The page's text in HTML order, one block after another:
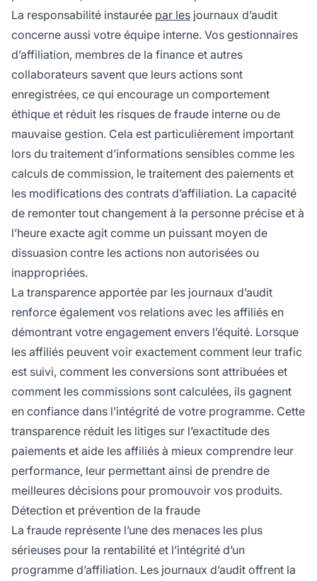
La responsabilité instaurée par les journaux d’audit
concerne aussi votre équipe interne. Vos gestionnaires
d’affiliation, membres de la finance et autres
collaborateurs savent que leurs actions sont
enregistrées, ce qui encourage un comportement
éthique et réduit les risques de fraude interne ou de
mauvaise gestion. Cela est particulièrement important
lors du traitement d’informations sensibles comme les
calculs de commission, le traitement des paiements et
les modifications des contrats d’affiliation. La capacité
de remonter tout changement à la personne précise et à
l’heure exacte agit comme un puissant moyen de
dissuasion contre les actions non autorisées ou
inappropriées.
La transparence apportée par les journaux d’audit
renforce également vos relations avec les affiliés en
démontrant votre engagement envers l’équité. Lorsque
les affiliés peuvent voir exactement comment leur trafic
est suivi, comment les conversions sont attribuées et
comment les commissions sont calculées, ils gagnent
en confiance dans l’intégrité de votre programme. Cette
transparence réduit les litiges sur l’exactitude des
paiements et aide les affiliés à mieux comprendre leur
performance, leur permettant ainsi de prendre de
meilleures décisions pour promouvoir vos produits.
Détection et prévention de la fraude
La fraude représente l’une des menaces les plus
sérieuses pour la rentabilité et l’intégrité d’un
programme d’affiliation. Les journaux d’audit offrent la